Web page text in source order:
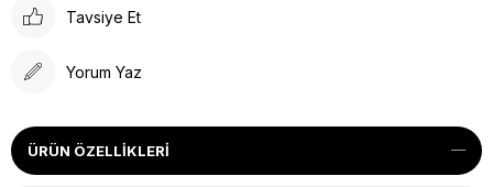
Tavsiye Et
Yorum Yaz
ÜRÜN ÖZELLIKLERI